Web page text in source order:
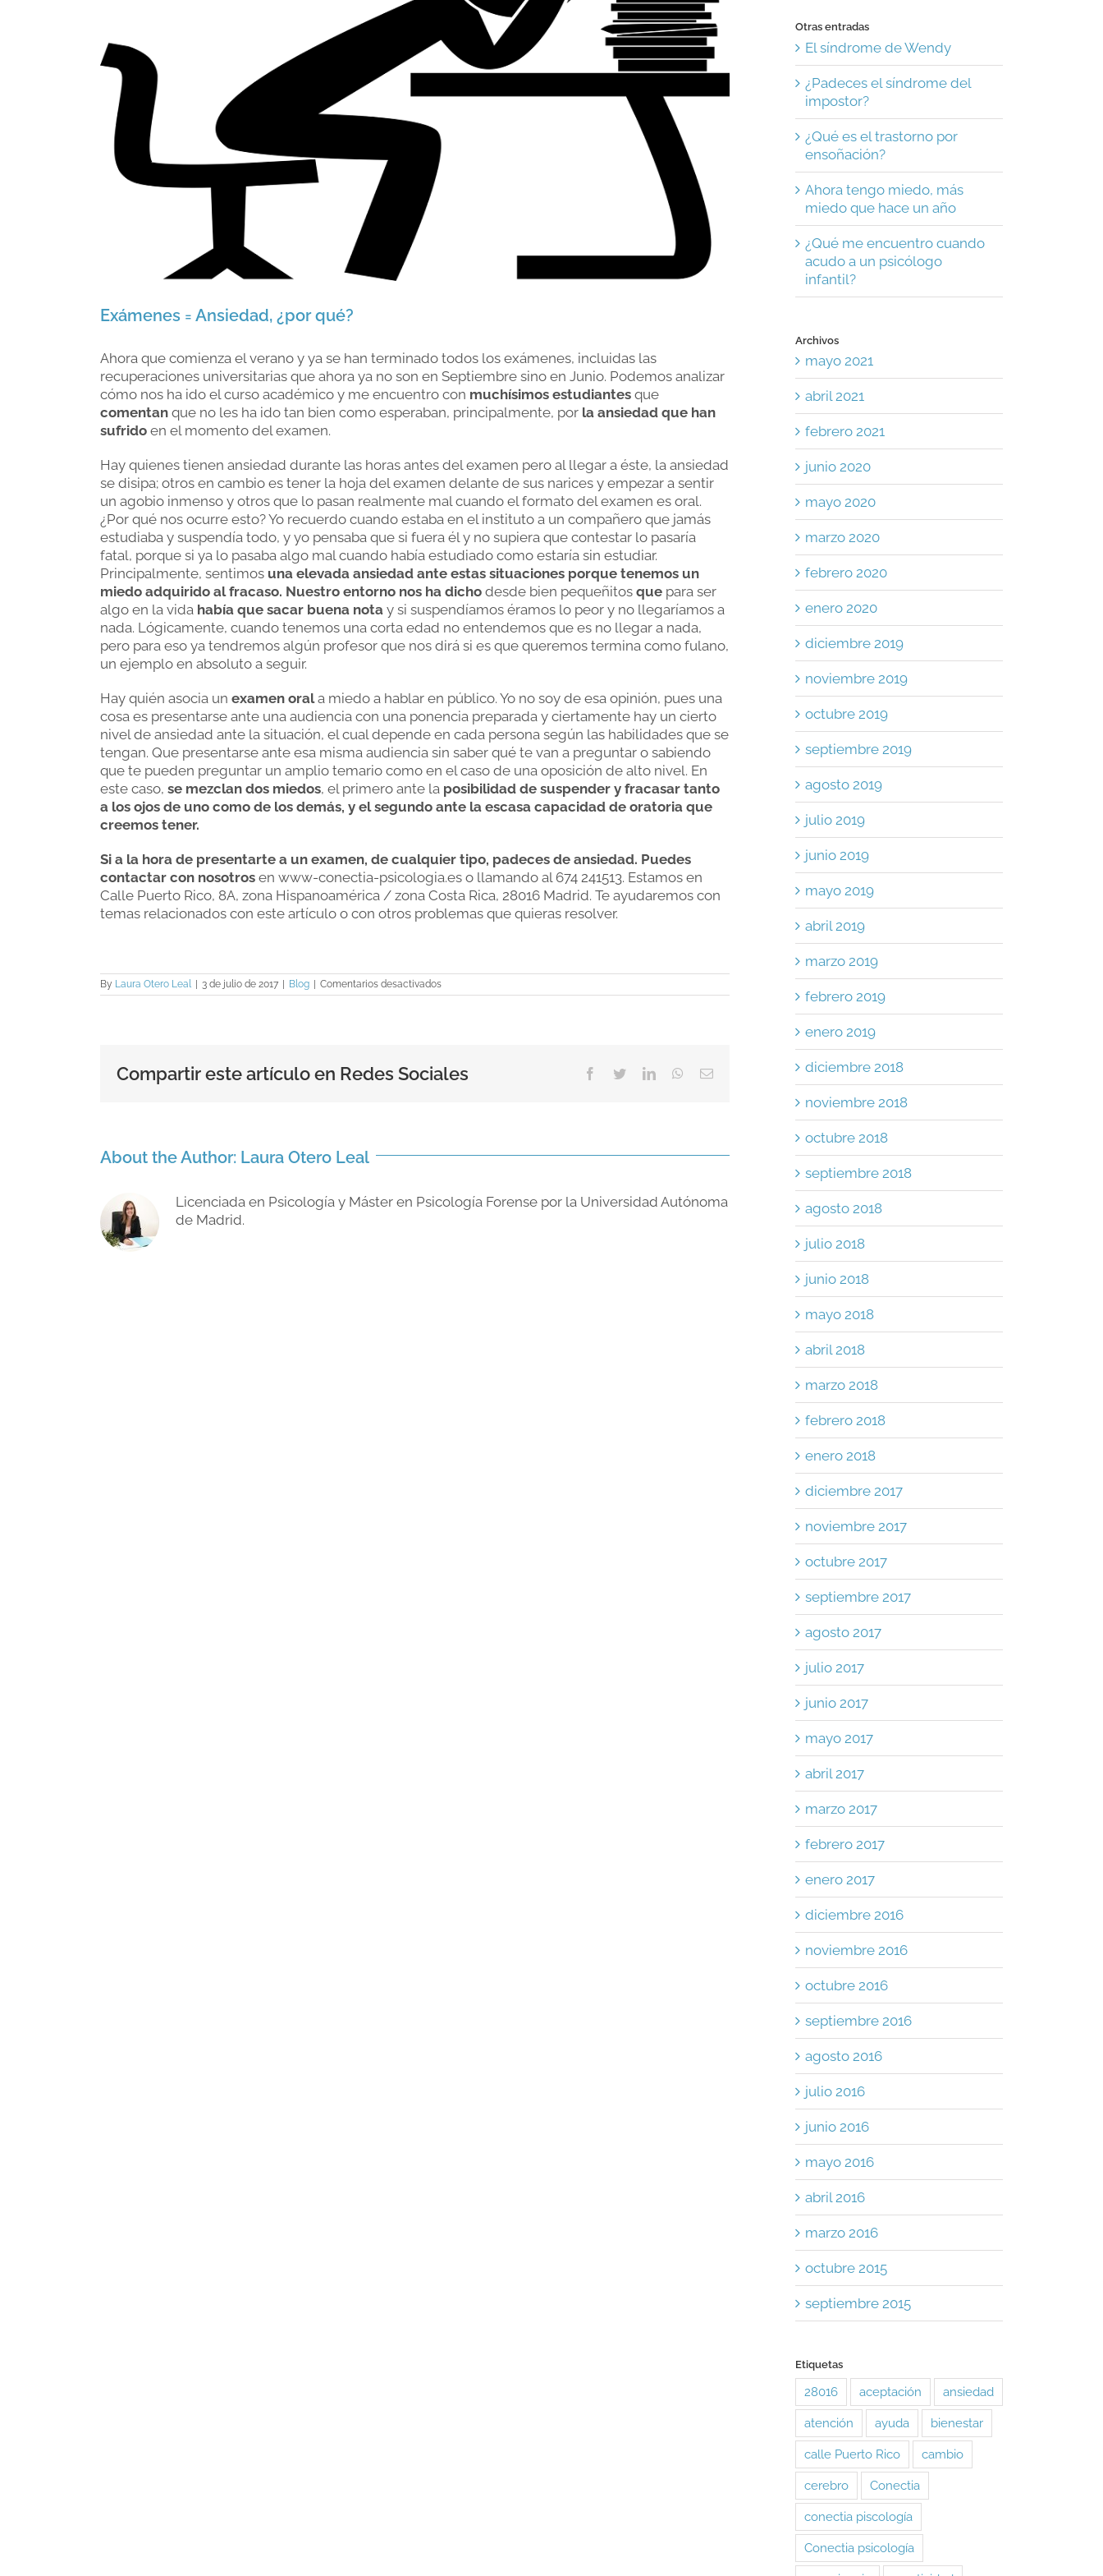
Exámenes = Ansiedad, ¿por qué?
Ahora que comienza el verano y ya se han terminado todos los exámenes, incluidas las
recuperaciones universitarias que ahora ya no son en Septiembre sino en Junio. Podemos analizar
cómo nos ha ido el curso académico y me encuentro con muchísimos estudiantes que
comentan que no les ha ido tan bien como esperaban, principalmente, por la ansiedad que han
sufrido en el momento del examen.
Hay quienes tienen ansiedad durante las horas antes del examen pero al llegar a éste, la ansiedad
se disipa; otros en cambio es tener la hoja del examen delante de sus narices y empezar a sentir
un agobio inmenso y otros que lo pasan realmente mal cuando el formato del examen es oral.
¿Por qué nos ocurre esto? Yo recuerdo cuando estaba en el instituto a un compañero que jamás
estudiaba y suspendía todo, y yo pensaba que si fuera él y no supiera que contestar lo pasaría
fatal, porque si ya lo pasaba algo mal cuando había estudiado como estaría sin estudiar.
Principalmente, sentimos una elevada ansiedad ante estas situaciones porque tenemos un
miedo adquirido al fracaso. Nuestro entorno nos ha dicho desde bien pequeñitos que para ser
algo en la vida había que sacar buena nota y si suspendíamos éramos lo peor y no llegaríamos a
nada. Lógicamente, cuando tenemos una corta edad no entendemos que es no llegar a nada,
pero para eso ya tendremos algún profesor que nos dirá si es que queremos termina como fulano,
un ejemplo en absoluto a seguir.
Hay quién asocia un examen orala miedo a hablar en público. Yo no soy de esa opinión, pues una
cosa es presentarse ante una audiencia con una ponencia preparada y ciertamente hay un cierto
nivel de ansiedad ante la situación, el cual depende en cada persona según las habilidades que se
tengan. Que presentarse ante esa misma audiencia sin saber qué te van a preguntar o sabiendo
que te pueden preguntar un amplio temario como en el caso de una oposición de alto nivel. En
este caso, se mezclan dos miedos, el primero ante la posibilidad de suspender y fracasar tanto
a los ojos de uno como de los demás, y el segundo ante la escasa capacidad de oratoria que
creemos tener.
Si a la hora de presentarte a un examen, de cualquier tipo, padeces de ansiedad. Puedes
contactar con nosotros en www-conectia-psicologia.es o llamando al 674 241513. Estamos en
Calle Puerto Rico, 8A, zona Hispanoamérica / zona Costa Rica, 28016 Madrid. Te ayudaremos con
temas relacionados con este artículo o con otros problemas que quieras resolver.
By Laura Otero Leal 3 de julio de 2017 Blog Comentarios desactivadosen
Exámenes
Compartir este artículo en Redes Sociales Facebook
TwitterLinkedInWhatsApp
Email
About the Author: Laura Otero Leal
Licenciada en Psicología y Máster en Psicología Forense por la Universidad Autónoma
de Madrid.
Otras entradas
El síndrome de Wendy
¿Padeces el síndrome del
impostor?
¿Qué es el trastorno por
ensoñación?
Ahora tengo miedo, más
miedo que hace un año
¿Qué me encuentro cuando
acudo a un psicólogo
infantil?
Archivos
mayo 2021
abril 2021
febrero 2021
junio 2020
mayo 2020
marzo 2020
febrero 2020
enero 2020
diciembre 2019
noviembre 2019
octubre 2019
septiembre 2019
agosto 2019
julio 2019
junio 2019
mayo 2019
abril 2019
marzo 2019
febrero 2019
enero 2019
diciembre 2018
noviembre 2018
octubre 2018
septiembre 2018
agosto 2018
julio 2018
junio 2018
mayo 2018
abril 2018
marzo 2018
febrero 2018
enero 2018
diciembre 2017
noviembre 2017
octubre 2017
septiembre 2017
agosto 2017
julio 2017
junio 2017
mayo 2017
abril 2017
marzo 2017
febrero 2017
enero 2017
diciembre 2016
noviembre 2016
octubre 2016
septiembre 2016
agosto 2016
julio 2016
junio 2016
mayo 2016
abril 2016
marzo 2016
octubre 2015
septiembre 2015
Etiquetas
28016 aceptación ansiedad
atención ayuda bienestar
calle Puerto Rico cambio
cerebro Conectia
conectia piscología
Conectia psicología